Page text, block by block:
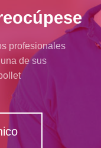
profesionales
de sus